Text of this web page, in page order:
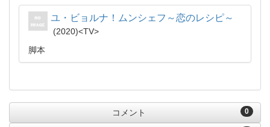
ユ・ビョルナ！ムンシェフ～恋のレシピ～
2020
TV
脚本
0
コメント